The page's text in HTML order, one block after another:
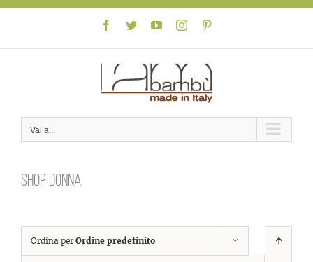
Skip
Facebook
TwitterYouTubeInstagram
Vai a...
Shop donna
Ordina perOrdine predefinito